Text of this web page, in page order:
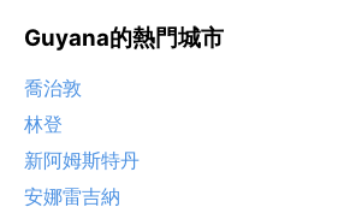
Guyana的熱門城市
喬治敦
林登
新阿姆斯特丹
安娜雷吉納